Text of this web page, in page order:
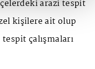
arazi tespit
kişilere ait olup
çalışmaları